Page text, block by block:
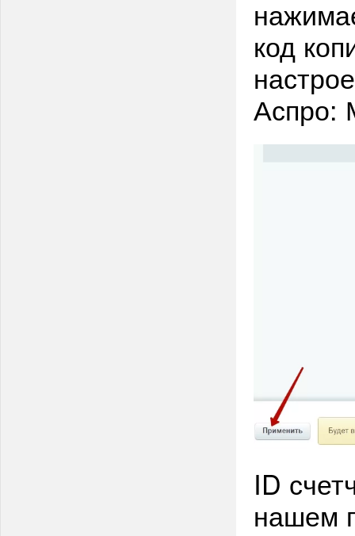
код
Аспро:
ID
нашем